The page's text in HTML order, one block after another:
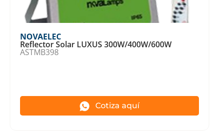
NOVAELEC
Reflector Solar LUXUS 300W/400W/600W
ASTMB398
Cotiza aquí